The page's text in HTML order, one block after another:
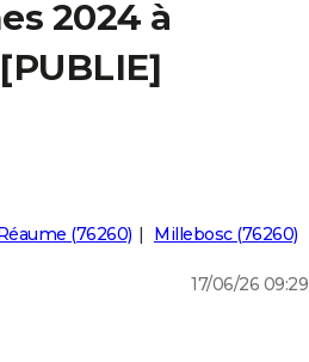
2024 à
(76260) Millebosc (76260)
17/06/26 09:29